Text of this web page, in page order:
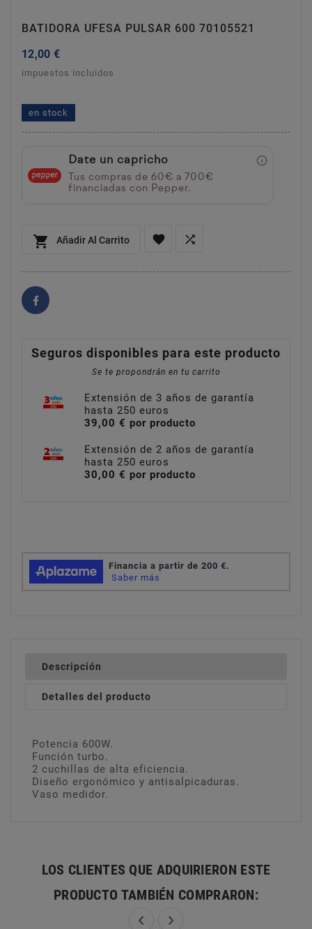
BATIDORA UFESA PULSAR 600 70105521
12,00 €
impuestos incluidos
en stock
Date un capricho
Tus compras de 60€ a 700€
financiadas con Pepper.
 Añadir Al Carrito  
Seguros disponibles para este producto
Se te propondrán en tu carrito
Extensión de 3 años de garantía
hasta 250 euros
39,00 € por producto
Extensión de 2 años de garantía
hasta 250 euros
30,00 € por producto
Descripción
Detalles del producto
Potencia 600W.
Función turbo.
2 cuchillas de alta eficiencia.
Diseño ergonómico y antisalpicaduras.
Vaso medidor.
LOS CLIENTES QUE ADQUIRIERON ESTE
PRODUCTO TAMBIÉN COMPRARON: